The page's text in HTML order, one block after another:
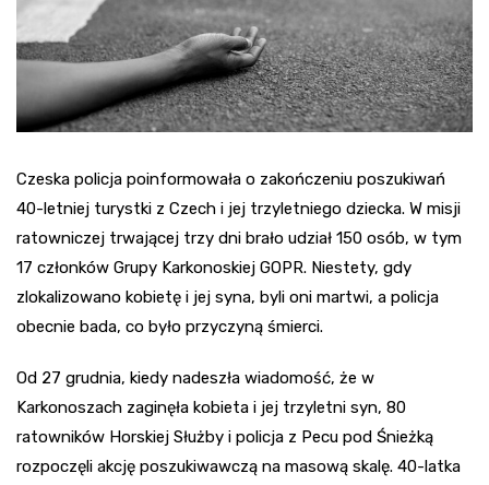
Czeska policja poinformowała o zakończeniu poszukiwań
40-letniej turystki z Czech i jej trzyletniego dziecka. W misji
ratowniczej trwającej trzy dni brało udział 150 osób, w tym
17 członków Grupy Karkonoskiej GOPR. Niestety, gdy
zlokalizowano kobietę i jej syna, byli oni martwi, a policja
obecnie bada, co było przyczyną śmierci.
Od 27 grudnia, kiedy nadeszła wiadomość, że w
Karkonoszach zaginęła kobieta i jej trzyletni syn, 80
ratowników Horskiej Służby i policja z Pecu pod Śnieżką
rozpoczęli akcję poszukiwawczą na masową skalę. 40-latka